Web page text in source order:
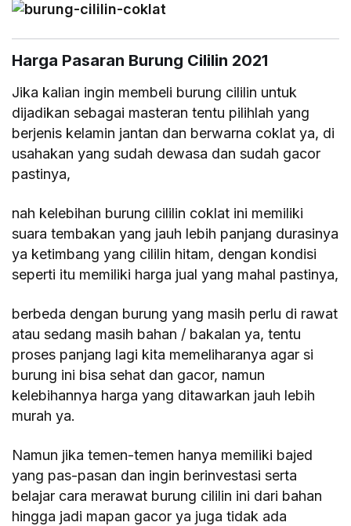
Harga Pasaran Burung Cililin 2021
Jika kalian ingin membeli burung cililin untuk
dijadikan sebagai masteran tentu pilihlah yang
berjenis kelamin jantan dan berwarna coklat ya, di
usahakan yang sudah dewasa dan sudah gacor
pastinya,
nah kelebihan burung cililin coklat ini memiliki
suara tembakan yang jauh lebih panjang durasinya
ya ketimbang yang cililin hitam, dengan kondisi
seperti itu memiliki harga jual yang mahal pastinya,
berbeda dengan burung yang masih perlu di rawat
atau sedang masih bahan / bakalan ya, tentu
proses panjang lagi kita memeliharanya agar si
burung ini bisa sehat dan gacor, namun
kelebihannya harga yang ditawarkan jauh lebih
murah ya.
Namun jika temen-temen hanya memiliki bajed
yang pas-pasan dan ingin berinvestasi serta
belajar cara merawat burung cililin ini dari bahan
hingga jadi mapan gacor ya juga tidak ada